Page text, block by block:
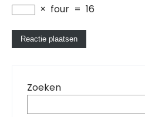
× four = 16
Zoeken